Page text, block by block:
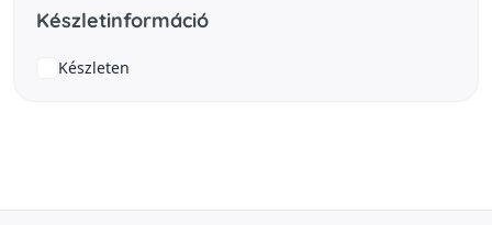
Készletinformáció
Készleten